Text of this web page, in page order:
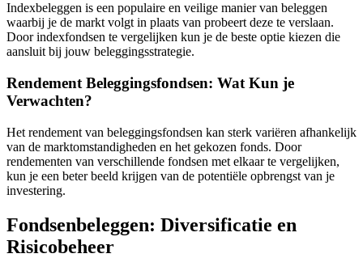
Indexbeleggen is een populaire en veilige manier van beleggen
waarbij je de markt volgt in plaats van probeert deze te verslaan.
Door indexfondsen te vergelijken kun je de beste optie kiezen die
aansluit bij jouw beleggingsstrategie.
Rendement Beleggingsfondsen: Wat Kun je
Verwachten?
Het rendement van beleggingsfondsen kan sterk variëren afhankelijk
van de marktomstandigheden en het gekozen fonds. Door
rendementen van verschillende fondsen met elkaar te vergelijken,
kun je een beter beeld krijgen van de potentiële opbrengst van je
investering.
Fondsenbeleggen: Diversificatie en
Risicobeheer